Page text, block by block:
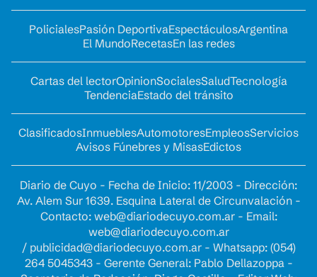
PolicialesPasión DeportivaEspectáculosArgentina
El MundoRecetasEn las redes
Cartas del lectorOpinionSocialesSaludTecnología
TendenciaEstado del tránsito
ClasificadosInmueblesAutomotoresEmpleosServicios
Avisos Fúnebres y MisasEdictos
Diario de Cuyo - Fecha de Inicio: 11/2003 - Dirección:
Av. Alem Sur 1639. Esquina Lateral de Circunvalación -
Contacto: web@diariodecuyo.com.ar- Email:
web@diariodecuyo.com.ar
/ publicidad@diariodecuyo.com.ar- Whatsapp: (054)
264 5045343 - Gerente General: Pablo Dellazoppa -